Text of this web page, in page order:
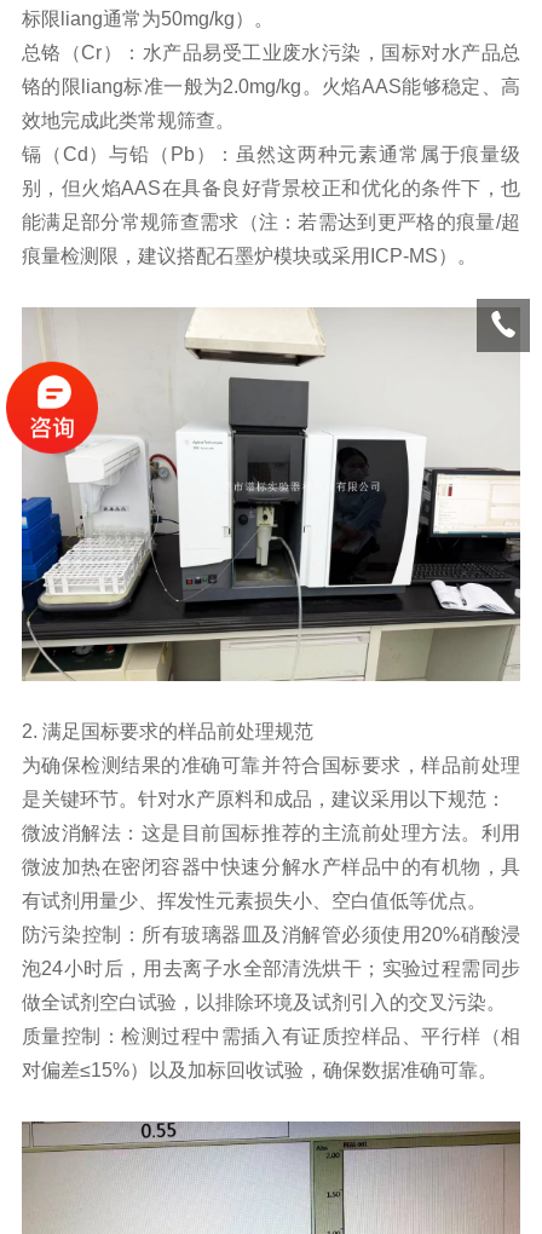
标限liang通常为50mg/kg）。
总铬（Cr）：水产品易受工业废水污染，国标对水产品总
铬的限liang标准一般为2.0mg/kg。火焰AAS能够稳定、高
效地完成此类常规筛查。
镉（Cd）与铅（Pb）：虽然这两种元素通常属于痕量级
别，但火焰AAS在具备良好背景校正和优化的条件下，也
能满足部分常规筛查需求（注：若需达到更严格的痕量/超
痕量检测限，建议搭配石墨炉模块或采用ICP-MS）。
2. 满足国标要求的样品前处理规范
为确保检测结果的准确可靠并符合国标要求，样品前处理
是关键环节。针对水产原料和成品，建议采用以下规范：
微波消解法：这是目前国标推荐的主流前处理方法。利用
微波加热在密闭容器中快速分解水产样品中的有机物，具
有试剂用量少、挥发性元素损失小、空白值低等优点。
防污染控制：所有玻璃器皿及消解管必须使用20%硝酸浸
泡24小时后，用去离子水全部清洗烘干；实验过程需同步
做全试剂空白试验，以排除环境及试剂引入的交叉污染。
质量控制：检测过程中需插入有证质控样品、平行样（相
对偏差≤15%）以及加标回收试验，确保数据准确可靠。